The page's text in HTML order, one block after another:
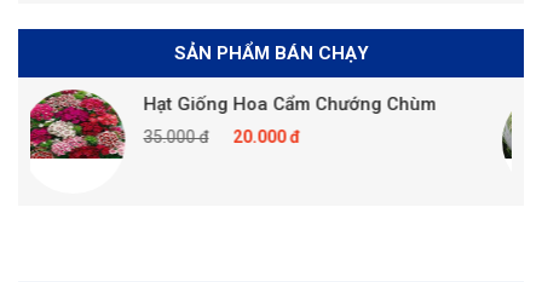
SẢN PHẨM BÁN CHẠY
Hạt Giống Hoa Cẩm Chướng Chùm
35.000 đ 20.000 đ